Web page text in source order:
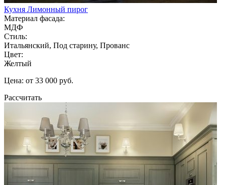
Кухня Лимонный пирог
Материал фасада:
МДФ
Стиль:
Итальянский, Под старину, Прованс
Цвет:
Желтый
Цена: от 33 000 руб.
Рассчитать